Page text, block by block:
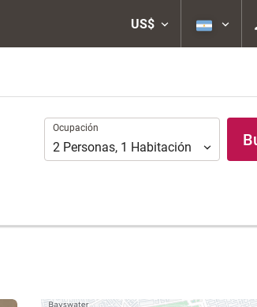
US$
Ocupación
Ocupación
2 Personas, 1 Habitación